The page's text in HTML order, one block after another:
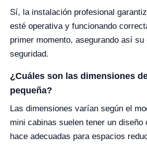
Sí, la instalación profesional
esté operativa y funcionando
primer momento, asegurando así
seguridad.
¿Cuáles son las dimensiones
pequeña?
Las dimensiones varían según el
mini cabinas suelen tener un diseño
hace adecuadas para espacios